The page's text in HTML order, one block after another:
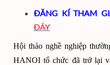
ĐĂNG KÍ THAM
ĐÂY
Hội thảo nghề nghiệp
HANOI tổ chức đã trở lại